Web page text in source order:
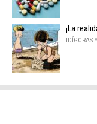
¡La
IDÍGORAS